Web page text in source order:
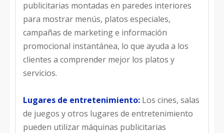
publicitarias montadas en paredes interiores
para mostrar menús, platos especiales,
campañas de marketing e información
promocional instantánea, lo que ayuda a los
clientes a comprender mejor los platos y
servicios.
Lugares de entretenimiento: Los cines, salas
de juegos y otros lugares de entretenimiento
pueden utilizar máquinas publicitarias